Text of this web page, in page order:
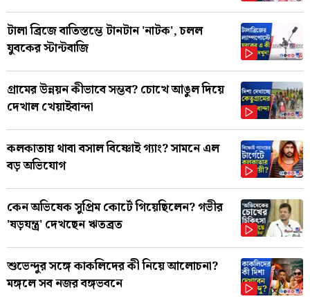
টালা ব্রিজে বাতিস্তম্ভে টানটান 'নাটক', চলল
যুবকের স্টান্টবাজি
গ্রামের উন্নয়ন কীভাবে সম্ভব? চোখে আঙুল দিয়ে
দেখাল খেয়াইবান্দা
কলকাতায় থাবা বসাল বিষ্ণোই গ্যাং? সামনে এল
বড় অভিযোগ
কেন অভিষেক সুপ্রিম কোর্টে গিয়েছিলেন? গভীর
'ষড়যন্ত্র' দেখছেন ঋতব্রত
শুভেন্দুর সঙ্গে কাকলিদের কী নিয়ে আলোচনা?
মঙ্গলে সব নজর বঙ্গভবনে